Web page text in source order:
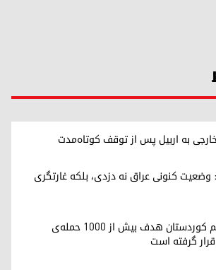
به اربیل پس از توقف کوتاه‌مدت
کنونی عراق نه دزدی، بلکه غارتگری
مسرور بارزانی: اقلیم کوردستان هدف بیش از ۱۰۰۰ حمله‌ی
گرفته است